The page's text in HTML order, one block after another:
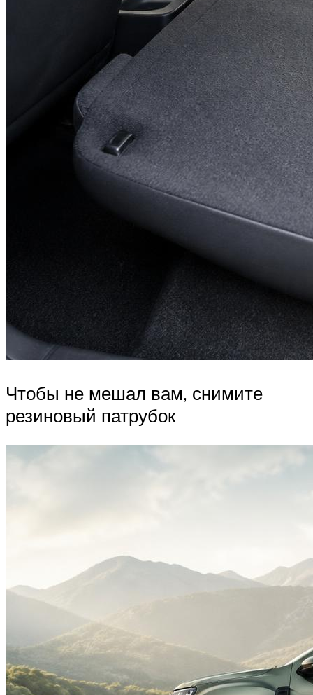
Чтобы не мешал вам, снимите
резиновый патрубок